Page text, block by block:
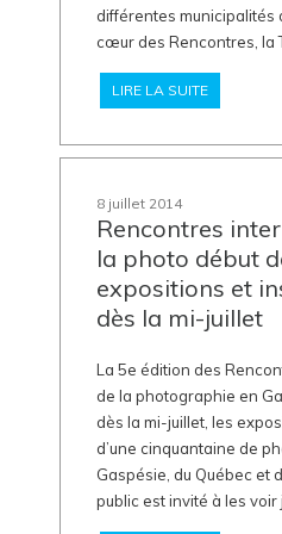
différentes municipalités
cœur des Rencontres, la
LIRE LA SUITE
8 juillet 2014
Rencontres
la photo début
expositions et
dès la mi-juillet
La 5e édition des
de la photographie en
dès la mi-juillet, les
d’une cinquantaine de
Gaspésie, du Québec et
public est invité à les voir